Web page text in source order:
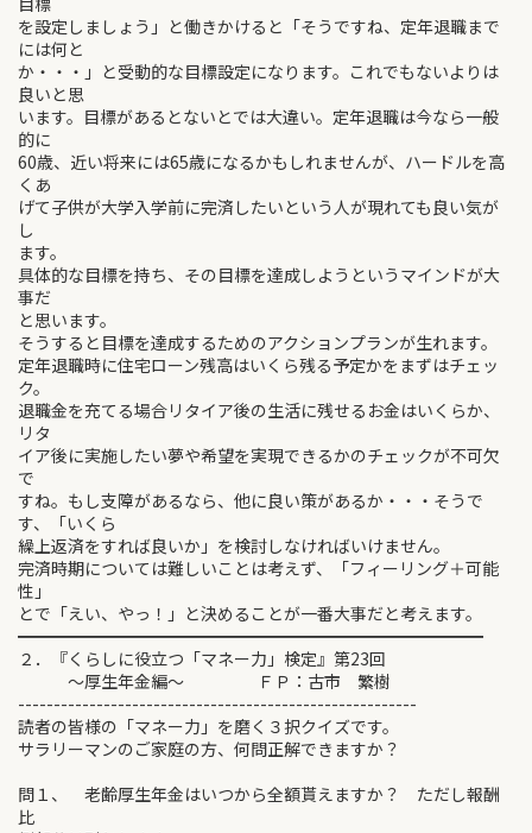
を設定しましょう」と働きかけると「そうですね、定年退職まで
には何と
か・・・」と受動的な目標設定になります。これでもないよりは
良いと思
います。目標があるとないとでは大違い。定年退職は今なら一般
的に
60歳、近い将来には65歳になるかもしれませんが、ハードルを高
くあ
げて子供が大学入学前に完済したいという人が現れても良い気が
し
ます。
具体的な目標を持ち、その目標を達成しようというマインドが大
事だ
と思います。
そうすると目標を達成するためのアクションプランが生れます。
定年退職時に住宅ローン残高はいくら残る予定かをまずはチェッ
ク。
退職金を充てる場合リタイア後の生活に残せるお金はいくらか、
リタ
イア後に実施したい夢や希望を実現できるかのチェックが不可欠
で
すね。もし支障があるなら、他に良い策があるか・・・そうで
す、「いくら
繰上返済をすれば良いか」を検討しなければいけません。
完済時期については難しいことは考えず、「フィーリング＋可能
性」
とで「えい、やっ！」と決めることが一番大事だと考えます。
━━━━━━━━━━━━━━━━━━━━━━━━━━━━
２．『くらしに役立つ「マネー力」検定』第23回
～厚生年金編～ ＦＰ：古市 繁樹
--------------------------------------------------------
読者の皆様の「マネー力」を磨く３択クイズです。
サラリーマンのご家庭の方、何問正解できますか？
問１、 老齢厚生年金はいつから全額貰えますか？ ただし報酬
比